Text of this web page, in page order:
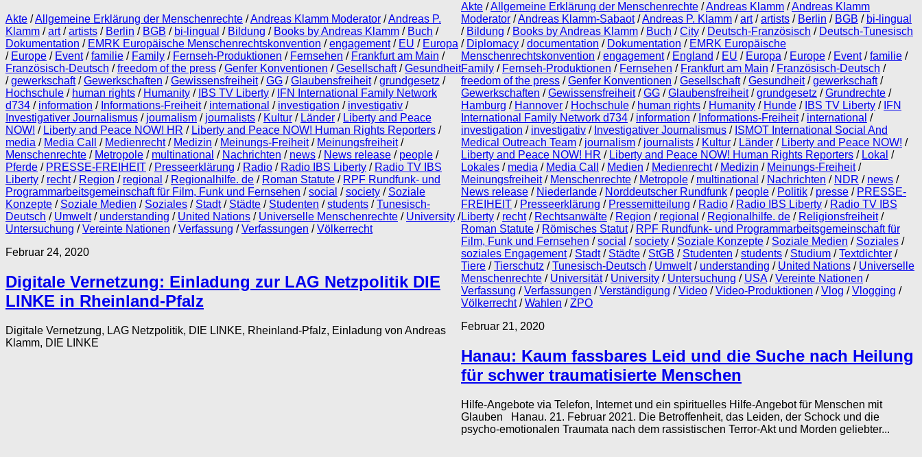
Akte /Allgemeine Erklärung der Menschenrechte /Andreas Klamm Moderator /Andreas P.
Klamm /art/artists / Berlin / BGB / bi-lingual / Bildung / Books by Andreas Klamm / Buch /
Dokumentation / EMRK Europäische Menschenrechtskonvention /engagement/ EU / Europa
/ Europe / Event/familie / Family / Fernseh-Produktionen / Fernsehen / Frankfurt am Main /
Französisch-Deutsch /freedom of the press /Genfer Konventionen /Gesellschaft/Gesundheit
/gewerkschaft/Gewerkschaften /Gewissensfreiheit/GG /Glaubensfreiheit/grundgesetz /
Hochschule / human rights / Humanity / IBS TV Liberty / IFN International Family Network
d734 / information / Informations-Freiheit/ international / investigation / investigativ /
Investigativer Journalismus / journalism / journalists / Kultur / Länder / Liberty and Peace
NOW! / Liberty and Peace NOW! HR / Liberty and Peace NOW! Human Rights Reporters /
media / Media Call / Medienrecht/ Medizin / Meinungs-Freiheit/ Meinungsfreiheit/
Menschenrechte / Metropole / multinational / Nachrichten / news / News release / people /
Pferde / PRESSE-FREIHEIT / Presseerklärung / Radio / Radio IBS Liberty / Radio TV IBS
Liberty / recht/ Region / regional / Regionalhilfe. de / Roman Statute / RPF Rundfunk- und
Programmarbeitsgemeinschaft für Film, Funk und Fernsehen /social /society / Soziale
Konzepte / Soziale Medien / Soziales / Stadt/ Städte / Studenten /students /Tunesisch-
Deutsch / Umwelt/ understanding / United Nations / Universelle Menschenrechte / University /
Untersuchung /Vereinte Nationen /Verfassung /Verfassungen /Völkerrecht
Februar 24, 2020
Digitale Vernetzung: Einladung zur LAG Netzpolitik DIE
LINKE in Rheinland-Pfalz
Digitale Vernetzung, LAG Netzpolitik, DIE LINKE, Rheinland-Pfalz, Einladung von Andreas
Klamm, DIE LINKE
Akte /Allgemeine Erklärung der Menschenrechte /Andreas Klamm /Andreas Klamm
Moderator /Andreas Klamm-Sabaot/Andreas P. Klamm /art/artists / Berlin / BGB / bi-lingual
/ Bildung / Books by Andreas Klamm / Buch /City / Deutsch-Französisch / Deutsch-Tunesisch
/ Diplomacy /documentation / Dokumentation / EMRK Europäische
Menschenrechtskonvention /engagement/ England / EU / Europa / Europe / Event/familie /
Family / Fernseh-Produktionen / Fernsehen / Frankfurt am Main / Französisch-Deutsch /
freedom of the press /Genfer Konventionen /Gesellschaft/Gesundheit/gewerkschaft/
Gewerkschaften /Gewissensfreiheit/GG /Glaubensfreiheit/grundgesetz /Grundrechte /
Hamburg / Hannover / Hochschule / human rights / Humanity / Hunde / IBS TV Liberty / IFN
International Family Network d734 / information / Informations-Freiheit/ international /
investigation / investigativ / Investigativer Journalismus / ISMOT International Social And
Medical Outreach Team / journalism / journalists / Kultur / Länder / Liberty and Peace NOW! /
Liberty and Peace NOW! HR / Liberty and Peace NOW! Human Rights Reporters / Lokal /
Lokales / media / Media Call / Medien / Medienrecht/ Medizin / Meinungs-Freiheit/
Meinungsfreiheit/ Menschenrechte / Metropole / multinational / Nachrichten / NDR / news /
News release / Niederlande / Norddeutscher Rundfunk / people / Politik / presse / PRESSE-
FREIHEIT / Presseerklärung / Pressemitteilung / Radio / Radio IBS Liberty / Radio TV IBS
Liberty / recht/ Rechtsanwälte / Region / regional / Regionalhilfe. de / Religionsfreiheit/
Roman Statute / Römisches Statut/ RPF Rundfunk- und Programmarbeitsgemeinschaft für
Film, Funk und Fernsehen /social /society / Soziale Konzepte / Soziale Medien / Soziales /
soziales Engagement/ Stadt/ Städte / StGB / Studenten /students / Studium /Textdichter /
Tiere /Tierschutz /Tunesisch-Deutsch / Umwelt/ understanding / United Nations / Universelle
Menschenrechte / Universität/ University / Untersuchung / USA /Vereinte Nationen /
Verfassung /Verfassungen /Verständigung /Video /Video-Produktionen /Vlog /Vlogging /
Völkerrecht/Wahlen /ZPO
Februar 21, 2020
Hanau: Kaum fassbares Leid und die Suche nach Heilung
für schwer traumatisierte Menschen
Hilfe-Angebote via Telefon, Internet und ein spirituelles Hilfe-Angebot für Menschen mit
Glauben Hanau. 21. Februar 2021. Die Betroffenheit, das Leiden, der Schock und die
psycho-emotionalen Traumata nach dem rassistischen Terror-Akt und Morden geliebter...